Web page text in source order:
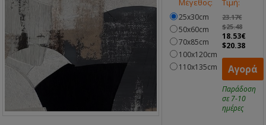
Μέγεθος:
25x30cm
50x60cm
70x85cm
100x120cm
110x135cm
Τιμή:
23.17€
$25.48
18.53€
$20.38
Αγορά
Παράδοση
σε 7-10
ημέρες